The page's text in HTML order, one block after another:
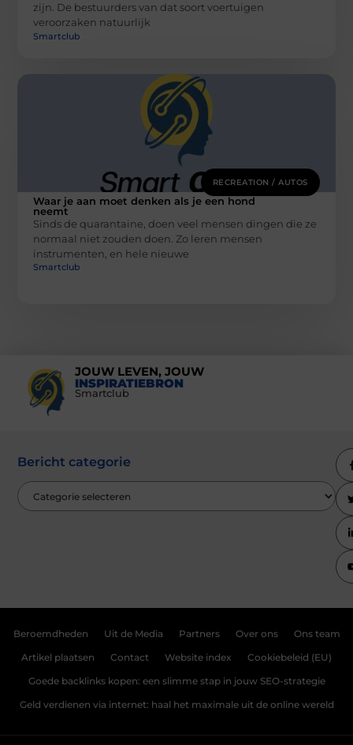
zijn. De bestuurders van dat soort voertuigen
veroorzaken natuurlijk
Smartclub
RECREATION / AUTOS
Waar je aan moet denken als je een hond
neemt
Sinds de quarantaine, doen veel mensen dingen die ze
normaal niet zouden doen. Zo leren mensen
instrumenten, en hele nieuwe
Smartclub
JOUW LEVEN, JOUW
INSPIRATIEBRON
Smartclub
Bericht categorie
Beroemdheden Uit de Media Partners Over ons Ons team
Artikel plaatsen Contact Website index Cookiebeleid (EU)
Goede backlinks kopen: een slimme stap in jouw SEO-strategie
Geld verdienen via internet: haal het maximale uit de online wereld